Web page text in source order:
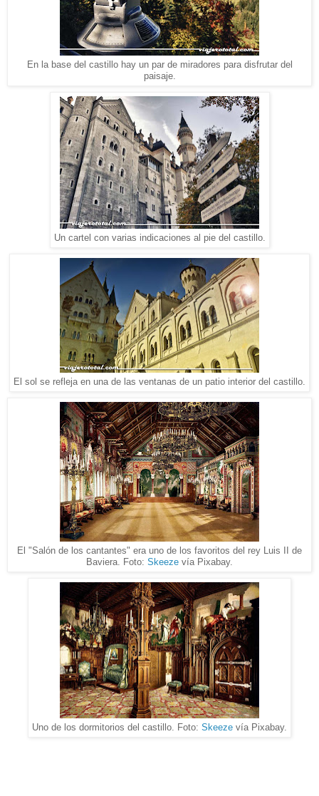
En la base del castillo hay un par de miradores para disfrutar del
paisaje.
Un cartel con varias indicaciones al pie del castillo.
El sol se refleja en una de las ventanas de un patio interior del castillo.
El "Salón de los cantantes" era uno de los favoritos del rey Luis II de
Baviera. Foto: Skeeze vía Pixabay.
Uno de los dormitorios del castillo. Foto: Skeeze vía Pixabay.